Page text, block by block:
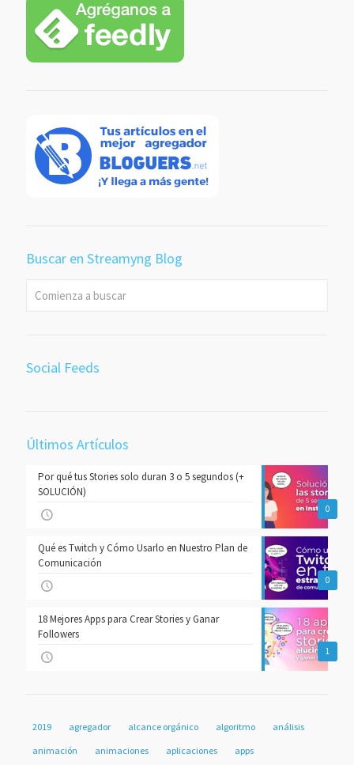
Buscar en Streamyng Blog
Social Feeds
Últimos Artículos
0
Por qué tus Stories solo duran 3 o 5 segundos (+
SOLUCIÓN)
0
Qué es Twitch y Cómo Usarlo en Nuestro Plan de
Comunicación
1
18 Mejores Apps para Crear Stories y Ganar
Followers
2019 agregador alcance orgánico algoritmo
análisis
animación
animaciones aplicaciones
apps